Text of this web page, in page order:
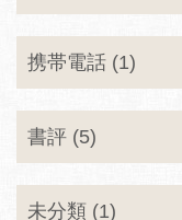
携帯電話 (1)
書評 (5)
未分類 (1)